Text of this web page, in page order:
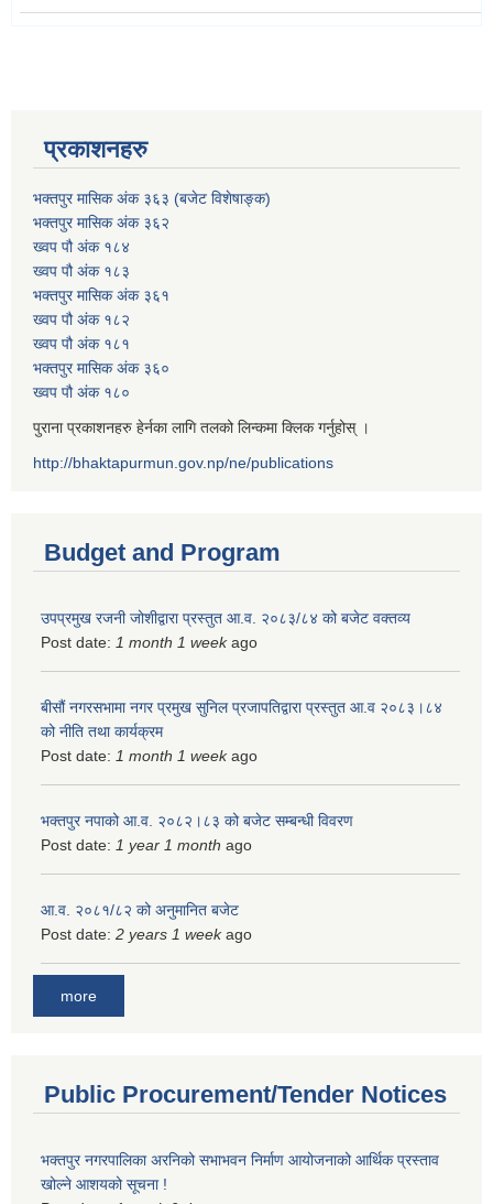
प्रकाशनहरु
भक्तपुर मासिक अंक ३६३ (बजेट विशेषाङ्क)
भक्तपुर मासिक अंक ३६२
ख्वप पौ अंक १८४
ख्वप पौ अंक १८३
भक्तपुर मासिक अंक ३६१
ख्वप पौ अंक १८२
ख्वप पौ अंक १८१
भक्तपुर मासिक अंक ३६०
ख्वप पौ अंक १८०
पुराना प्रकाशनहरु हेर्नका लागि तलको लिन्कमा क्लिक गर्नुहोस् ।
http://bhaktapurmun.gov.np/ne/publications
Budget and Program
उपप्रमुख रजनी जोशीद्वारा प्रस्तुत आ.व. २०८३/८४ को बजेट वक्तव्य
Post date: 1 month 1 weekago
बीसौं नगरसभामा नगर प्रमुख सुनिल प्रजापतिद्वारा प्रस्तुत आ.व‍ २०८३।८४
को नीति तथा कार्यक्रम
Post date: 1 month 1 weekago
भक्तपुर नपाको आ.व. २०८२।८३ को बजेट सम्बन्धी विवरण
Post date: 1 year 1 month ago
आ.व. २०८१/८२ को अनुमानित बजेट
Post date: 2 years 1 weekago
more
Public Procurement/Tender Notices
भक्तपुर नगरपालिका अरनिको सभाभवन निर्माण आयोजनाको आर्थिक प्रस्ताव
खोल्ने आशयको सूचना !